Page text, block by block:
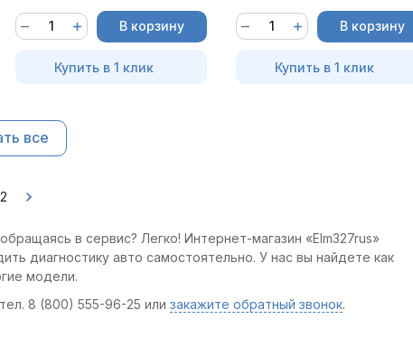
В корзину
Купить в 1 клик
В корзину
Купить в 1 клик
все
2
в сервис? Легко! Интернет-магазин «Elm327rus»
диагностику авто самостоятельно. У нас вы найдете как
модели.
8 (800) 555-96-25 или закажите обратный звонок.